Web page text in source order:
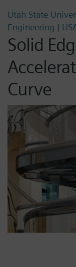
Utah State
Engineering |
Solid
Curve